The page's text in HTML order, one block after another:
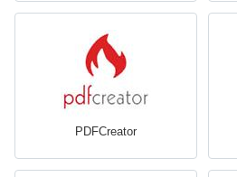
PDFCreator